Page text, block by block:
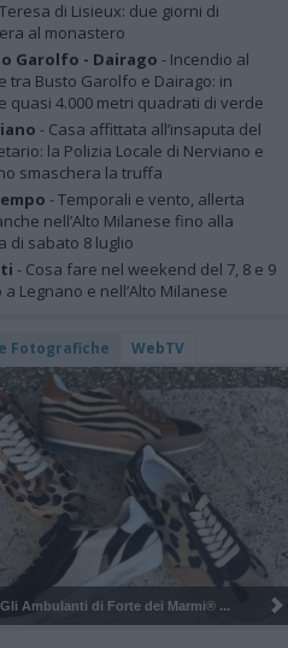
di Lisieux: due giorni di
al monastero
Garolfo - Dairago - Incendio al
tra Busto Garolfo e Dairago: in
quasi 4.000 metri quadrati di verde
- Casa affittata all’insaputa del
la Polizia Locale di Nerviano e
smaschera la truffa
- Temporali e vento, allerta
nell’Alto Milanese fino alla
di sabato 8 luglio
- Cosa fare nel weekend del 7, 8 e 9
a Legnano e nell’Alto Milanese
Fotografiche WebTV
Pulizia del bosco del Rugareto a ...